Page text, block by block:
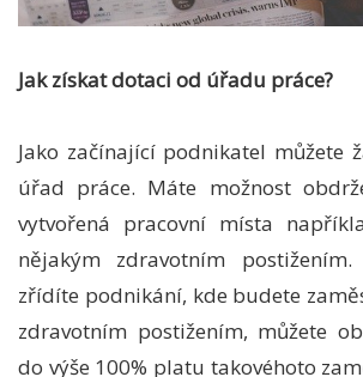
Jak získat dotaci od úřadu práce?
Jako začínající podnikatel můžete
úřad práce. Máte možnost
vytvořená pracovní místa
nějakým zdravotním
zřídíte podnikání, kde budete
zdravotním postižením, můžete
do výše 100% platu takovéhoto